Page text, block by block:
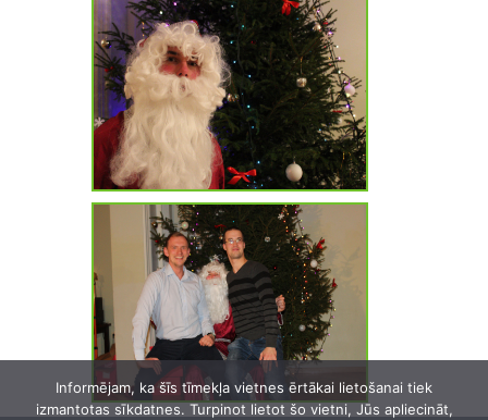
Atpakaļ »
Informējam, ka šīs tīmekļa vietnes ērtākai lietošanai tiek
izmantotas sīkdatnes. Turpinot lietot šo vietni, Jūs apliecināt,